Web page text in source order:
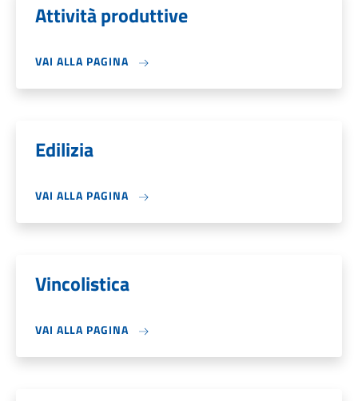
Attività produttive
VAI ALLA PAGINA
Edilizia
VAI ALLA PAGINA
Vincolistica
VAI ALLA PAGINA